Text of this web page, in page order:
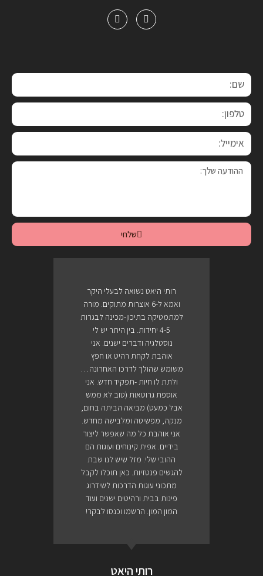
שלחי
רותי היאט נשואה לבעלי היקר
ואמא ל-6 אוצרות מתוקים. מורה
למתמטיקה בתיכון-מכינה לבגרות
4-5 יחידות. בין היתר יש לי
נוסטלגיה ודברים ישנים. אני
אוהבת לקחת רהיט או חפץ
משומש שהולך לדרכו האחרונה…
ולתת לו חיות -תפקיד חדש. אני
אוספת גרוטאות (טוב לא ממש
אבל כמעט) מביאה הביתה בחום,
מנקה, מפשיטה ומלבישה מחדש.
אני אוהבת כל מה שאפשר ליצור
בידיים. אפית קינוחים ועוגות הם
ההובי שלי. מזל שיש לנו שבת
להגשים פנטזיות. כאן תוכלו לקבל
מתכוני עוגות הדרכות לשידרוג
פינות בבית ורהיטים ישנים ועוד
המון המון. הרשמו וכנסו לבקר!
רותי היאט